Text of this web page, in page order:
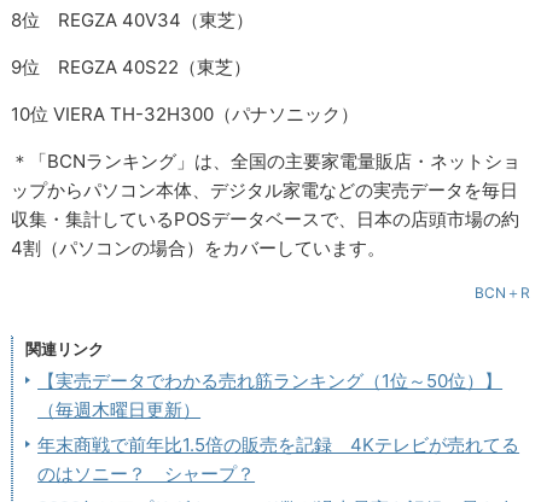
8位 REGZA 40V34（東芝）
9位 REGZA 40S22（東芝）
10位 VIERA TH-32H300（パナソニック）
＊「BCNランキング」は、全国の主要家電量販店・ネットショ
ップからパソコン本体、デジタル家電などの実売データを毎日
収集・集計しているPOSデータベースで、日本の店頭市場の約
4割（パソコンの場合）をカバーしています。
BCN＋R
関連リンク
【実売データでわかる売れ筋ランキング（1位～50位）】
（毎週木曜日更新）
年末商戦で前年比1.5倍の販売を記録 4Kテレビが売れてる
のはソニー？ シャープ？